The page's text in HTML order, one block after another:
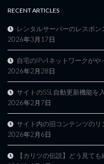
RECENT ARTICLES
レンタルサーバーのレスポ
2026年3月17日
自宅のIPv4ネットワークがや
2026年2月28日
サイトのSSL自動更新機能を
2026年2月7日
サイト内の旧コンテンツのリ
2026年2月6日
【カリツの伝説】どう見て